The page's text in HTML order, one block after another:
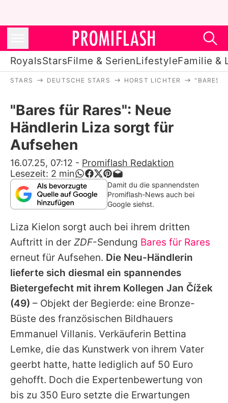
RoyalsStarsFilme & SerienLifestyleFamilie &
Stars
Filme & Serien
Lifestyle
Familie & Liebe
Promiflash Exklusiv
Alle Themen auf Promiflash
Jobs
App runterladen
Team
Redaktionelle Richtlinien
Impressum
Datenschutzerklärung
Nutzungsbedingungen
STARS DEUTSCHE STARS HORST LICHTER "BARES
"Bares für Rares": Neue
Händlerin Liza sorgt für
Aufsehen
16.07.25, 07:12 - Promiflash Redaktion
Lesezeit: 2 min
Damit du die spannendsten
Promiflash-News auch bei
Google siehst.
Liza Kielon sorgt auch bei ihrem dritten
Auftritt in der ZDF-Sendung Bares für Rares
erneut für Aufsehen. Die Neu-Händlerin
lieferte sich diesmal ein spannendes
Bietergefecht mit ihrem Kollegen Jan Čížek
(49) – Objekt der Begierde: eine Bronze-
Büste des französischen Bildhauers
Emmanuel Villanis. Verkäuferin Bettina
Lemke, die das Kunstwerk von ihrem Vater
geerbt hatte, hatte lediglich auf 50 Euro
gehofft. Doch die Expertenbewertung von
bis zu 350 Euro setzte die Erwartungen